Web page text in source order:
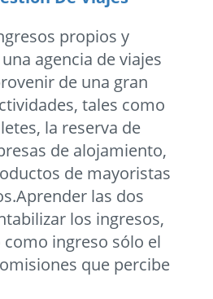
propios y
agencia de viajes
de una gran
tales como
la reserva de
de alojamiento,
de mayoristas
las dos
los ingresos,
ingreso sólo el
que percibe